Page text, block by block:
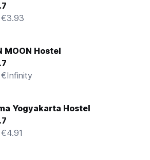
MOON Hostel
Yogyakarta Hostel